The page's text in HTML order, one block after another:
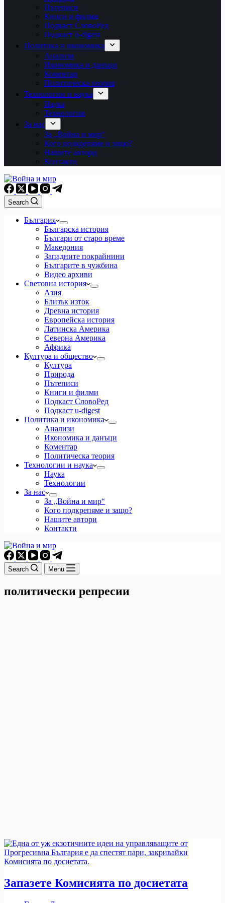
Пътеписи
Книги и филми
Подкаст СловоРед
Подкаст u-digest
Политика и икономика
Анализи
Икономика и данъци
Коментар
Политическа теория
Технологии и наука
Наука
Технологии
За нас
За „Война и мир“
Кого подкрепяме и защо?
Нашите автори
Контакти
Search
България
Българска история
Българи от старо време
Македония
Западните покрайнини
Българите в чужбина
Видео архиви
Световна история
Азия
Близък изток
Древна история
Европейска история
Латинска Америка
Северна Америка
Африка
Култура и общество
Култура
Природа
Пътеписи
Книги и филми
Подкаст СловоРед
Подкаст u-digest
Политика и икономика
Анализи
Икономика и данъци
Коментар
Политическа теория
Технологии и наука
Наука
Технологии
За нас
За „Война и мир“
Кого подкрепяме и защо?
Нашите автори
Контакти
Search Menu
политически репресии
Запазете Комисията по досиетата